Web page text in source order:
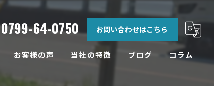
0799-64-0750 お問い合わせはこちら
お客様の声 当社の特徴 ブログ コラム